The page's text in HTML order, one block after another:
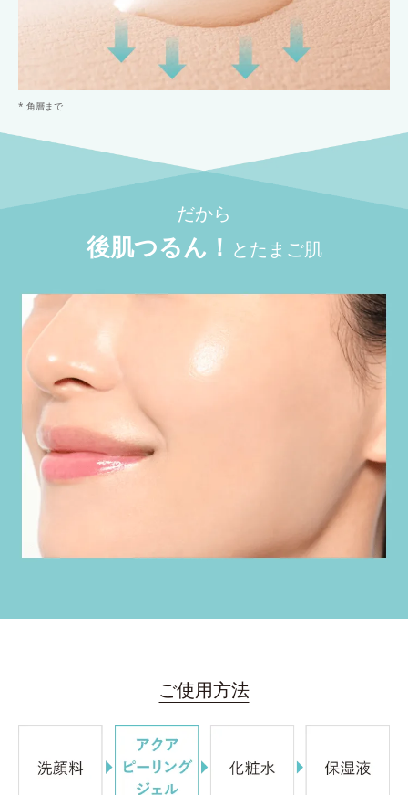
* 角層まで
だから
後肌つるん！ とたまご肌
ご使用方法